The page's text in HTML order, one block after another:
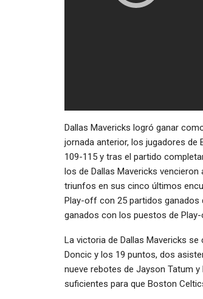
Dallas Mavericks logró ganar
jornada anterior, los jugadores
109-115 y tras el partido
los de Dallas Mavericks
triunfos en sus cinco últimos
Play-off con 25 partidos ganados
ganados con los puestos de
La victoria de Dallas Mavericks
Doncic y los 19 puntos, dos
nueve rebotes de Jayson Tatum
suficientes para que Boston